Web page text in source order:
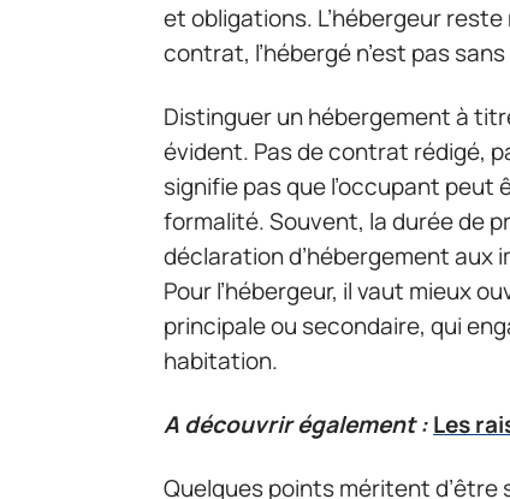
et obligations. L’hébergeur
contrat, l’hébergé n’est pas
Distinguer un hébergement à
évident. Pas de contrat rédigé,
signifie pas que l’occupant peut
formalité. Souvent, la durée de
déclaration d’hébergement aux
Pour l’hébergeur, il vaut mieux
principale ou secondaire, qui
habitation.
A découvrir également :Les
Quelques points méritent d’être